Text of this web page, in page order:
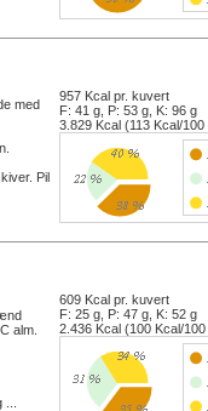
med
Pil
957 Kcal pr. kuvert
F: 41 g, P: 53 g, K: 96 g
3.829 Kcal (113 Kcal/100
alm.
609 Kcal pr. kuvert
F: 25 g, P: 47 g, K: 52 g
2.436 Kcal (100 Kcal/100